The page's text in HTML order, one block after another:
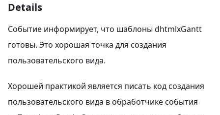
Details
Событие информирует, что шаблоны dhtmlxGantt
готовы. Это хорошая точка для создания
пользовательского вида.
Хорошей практикой является писать код создания
пользовательского вида в обработчике события